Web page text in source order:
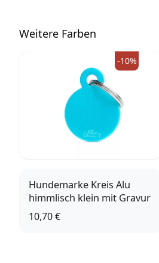
Weitere Farben
-10%
Hundemarke Kreis Alu
himmlisch klein mit Gravur
10,70 €